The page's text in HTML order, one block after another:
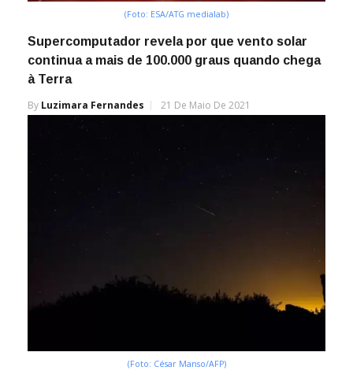
(Foto: ESA/ATG medialab)
Supercomputador revela por que vento solar
continua a mais de 100.000 graus quando chega
à Terra
By Luzimara Fernandes 21 De Maio De 2021
(Foto: César Manso/AFP)